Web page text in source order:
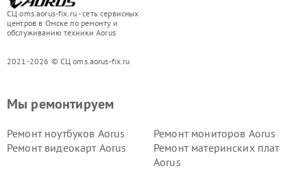
СЦ oms.aorus-fix.ru - сеть сервисных
центров в Омске по ремонту и
обслуживанию техники Aorus
2021-2026 © СЦ oms.aorus-fix.ru
Мы ремонтируем
Ремонт ноутбуков Aorus
Ремонт мониторов Aorus
Ремонт видеокарт Aorus
Ремонт материнских плат
Aorus